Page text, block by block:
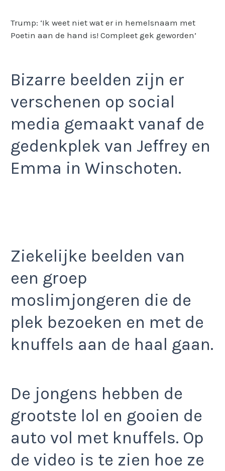
Trump: ‘Ik weet niet wat er in hemelsnaam met
Poetin aan de hand is! Compleet gek geworden’
Bizarre beelden zijn er
verschenen op social
media gemaakt vanaf de
gedenkplek van Jeffrey en
Emma in Winschoten.
Ziekelijke beelden van
een groep
moslimjongeren die de
plek bezoeken en met de
knuffels aan de haal gaan.
De jongens hebben de
grootste lol en gooien de
auto vol met knuffels. Op
de video is te zien hoe ze